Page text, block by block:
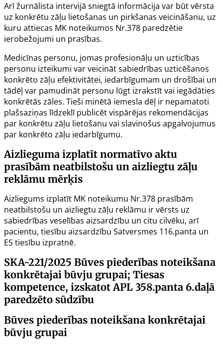
Arī žurnālista intervijā sniegtā informācija var būt vērsta
uz konkrētu zāļu lietošanas un pirkšanas veicināšanu, uz
kuru attiecas MK noteikumos Nr.378 paredzētie
ierobežojumi un prasības.
Medicīnas personu, jomas profesionāļu un uzticības
personu izteikumi var veicināt sabiedrības uzticēšanos
konkrēto zāļu efektivitātei, iedarbīgumam un drošībai un
tādēļ var pamudināt personu lūgt izrakstīt vai iegādāties
konkrētās zāles. Tieši minētā iemesla dēļ ir nepamatoti
plašsaziņas līdzeklī publicēt vispārējas rekomendācijas
par konkrētu zāļu lietošanu vai slavinošus apgalvojumus
par konkrēto zāļu iedarbīgumu.
Aizlieguma izplatīt normatīvo aktu
prasībām neatbilstošu un aizliegtu zāļu
reklāmu mērķis
Aizliegums izplatīt MK noteikumu Nr.378 prasībām
neatbilstošu un aizliegtu zāļu reklāmu ir vērsts uz
sabiedrības veselības aizsardzību un citu cilvēku, arī
pacientu, tiesību aizsardzību Satversmes 116.panta un
ES tiesību izpratnē.
SKA-221/2025 Būves piederības noteikšana
konkrētajai būvju grupai; Tiesas
kompetence, izskatot APL 358.panta 6.daļā
paredzēto sūdzību
Būves piederības noteikšana konkrētajai
būvju grupai